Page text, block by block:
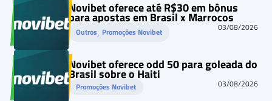
Novibet oferece até R$30 em bônus
para apostas em Brasil x Marrocos
Outros, Promoções Novibet 03/08/2026
Novibet oferece odd 50 para goleada do
Brasil sobre o Haiti
Promoções Novibet 03/08/2026